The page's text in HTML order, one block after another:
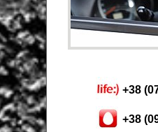
+38
+38